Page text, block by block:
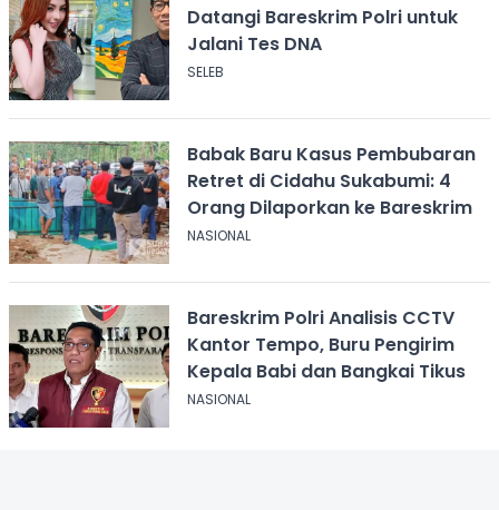
Datangi Bareskrim Polri untuk
Jalani Tes DNA
SELEB
Babak Baru Kasus Pembubaran
Retret di Cidahu Sukabumi: 4
Orang Dilaporkan ke Bareskrim
NASIONAL
Bareskrim Polri Analisis CCTV
Kantor Tempo, Buru Pengirim
Kepala Babi dan Bangkai Tikus
NASIONAL